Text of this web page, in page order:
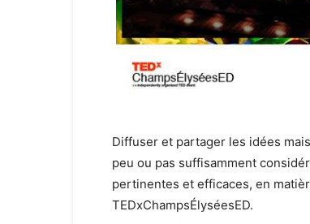
Diffuser et partager les idées
peu ou pas suffisamment
pertinentes et efficaces, en
TEDxChampsÉlyséesED.